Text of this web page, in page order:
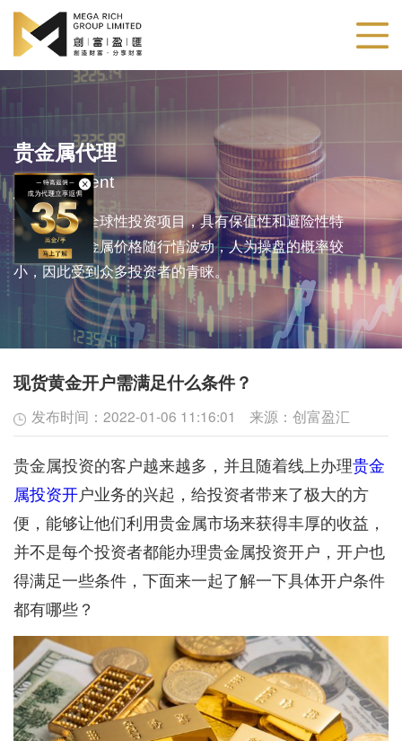
贵金属代理
Metals Agent
贵金属作为全球性投资项目，具有保值性和避险性特
点。由于贵金属价格随行情波动，人为操盘的概率较
小，因此受到众多投资者的青睐。
现货黄金开户需满足什么条件？
发布时间：2022-01-06 11:16:01 来源：创富盈汇
贵金属投资的客户越来越多，并且随着线上办理贵金
属投资开户业务的兴起，给投资者带来了极大的方
便，能够让他们利用贵金属市场来获得丰厚的收益，
并不是每个投资者都能办理贵金属投资开户，开户也
得满足一些条件，下面来一起了解一下具体开户条件
都有哪些？